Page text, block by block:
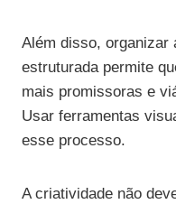
Além disso, organizar
estruturada permite
mais promissoras e
Usar ferramentas
esse processo.
A criatividade não